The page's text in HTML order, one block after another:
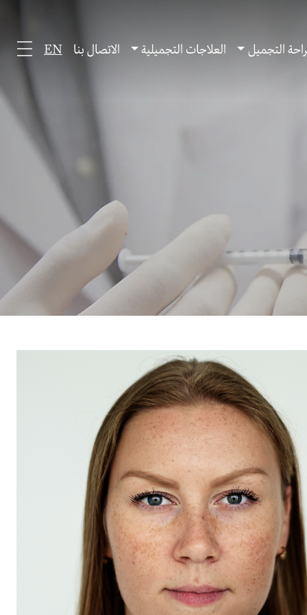
التجميل العلاجات التجميلية الاتصال بنا EN